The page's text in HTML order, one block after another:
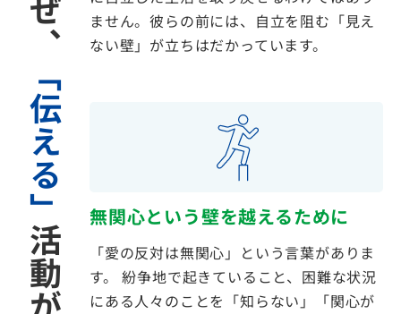
「伝える」
ません。彼らの前には、自立を阻む「見え
ない壁」が立ちはだかっています。
無関心という壁を越えるために
「愛の反対は無関心」という言葉がありま
す。 紛争地で起きていること、困難な状況
にある人々のことを「知らない」「関心が